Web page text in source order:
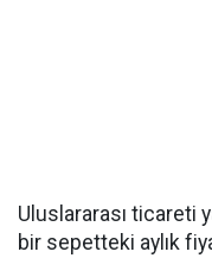
Uluslararası ticareti
bir sepetteki aylık